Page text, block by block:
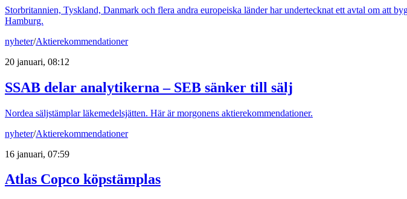
Storbritannien, Tyskland, Danmark och flera andra europeiska länder har undertecknat ett avtal om att
Hamburg.
nyheter/Aktierekommendationer
20 januari, 08:12
SSAB delar analytikerna – SEB sänker till sälj
Nordea säljstämplar läkemedelsjätten. Här är morgonens aktierekommendationer.
nyheter/Aktierekommendationer
16 januari, 07:59
Atlas Copco köpstämplas